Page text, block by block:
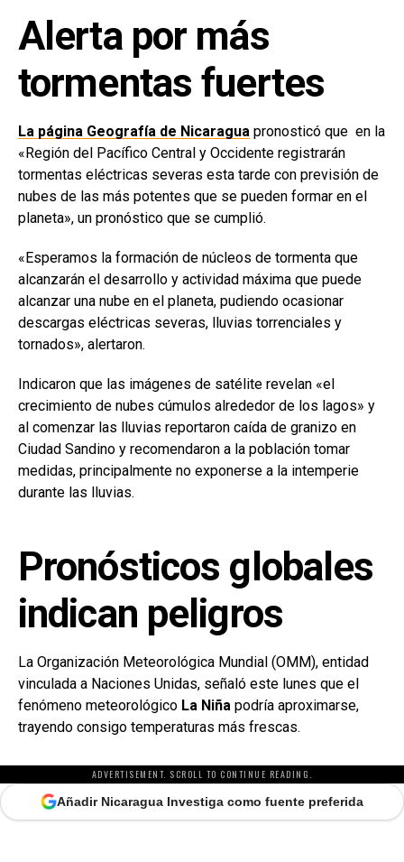
Alerta por más
tormentas fuertes
La página Geografía de Nicaragua pronosticó que en la
«Región del Pacífico Central y Occidente registrarán
tormentas eléctricas severas esta tarde con previsión de
nubes de las más potentes que se pueden formar en el
planeta», un pronóstico que se cumplió.
«Esperamos la formación de núcleos de tormenta que
alcanzarán el desarrollo y actividad máxima que puede
alcanzar una nube en el planeta, pudiendo ocasionar
descargas eléctricas severas, lluvias torrenciales y
tornados», alertaron.
Indicaron que las imágenes de satélite revelan «el
crecimiento de nubes cúmulos alrededor de los lagos» y
al comenzar las lluvias reportaron caída de granizo en
Ciudad Sandino y recomendaron a la población tomar
medidas, principalmente no exponerse a la intemperie
durante las lluvias.
Pronósticos globales
indican peligros
La Organización Meteorológica Mundial (OMM), entidad
vinculada a Naciones Unidas, señaló este lunes que el
fenómeno meteorológico La Niña podría aproximarse,
trayendo consigo temperaturas más frescas.
ADVERTISEMENT. SCROLL TO CONTINUE READING.
Añadir Nicaragua Investiga como fuente preferida